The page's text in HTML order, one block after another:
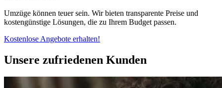
Umzüge können teuer sein. Wir bieten transparente Preise und
kostengünstige Lösungen, die zu Ihrem Budget passen.
Kostenlose Angebote erhalten!
Unsere zufriedenen Kunden